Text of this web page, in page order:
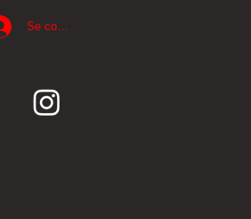
Se connecter